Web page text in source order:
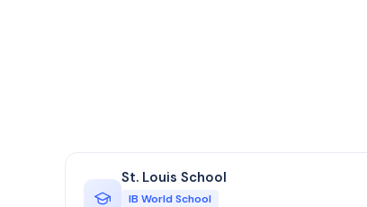
St. Louis School
IB World School